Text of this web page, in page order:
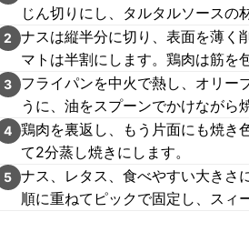
じん切りにし、タルタルソースの
2
ナスは縦半分に切り、表面を薄く
マトは半割にします。鶏肉は筋を
3
フライパンを中火で熱し、オリー
うに、油をスプーンでかけながら
4 鶏肉を裏返し、もう片面にも焼き
て2分蒸し焼きにします。
5 ナス、レタス、食べやすい大きさ
順に重ねてピックで固定し、スィ